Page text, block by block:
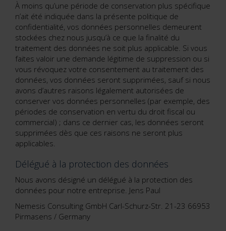
À moins qu’une période de conservation plus spécifique
n’ait été indiquée dans la présente politique de
confidentialité, vos données personnelles demeurent
stockées chez nous jusqu’à ce que la finalité du
traitement des données ne soit plus applicable. Si vous
faites valoir une demande légitime de suppression ou si
vous révoquez votre consentement au traitement des
données, vos données seront supprimées, sauf si nous
avons d’autres raisons légalement autorisées de
conserver vos données personnelles (par exemple, des
périodes de conservation en vertu du droit fiscal ou
commercial) ; dans ce dernier cas, les données seront
supprimées dès que ces raisons ne seront plus
applicables.
Délégué à la protection des données
Nous avons désigné un délégué à la protection des
données pour notre entreprise. Jens Paul
Nemesis Consulting GmbH Carl-Schurz-Str. 21-23 66953
Pirmasens / Germany